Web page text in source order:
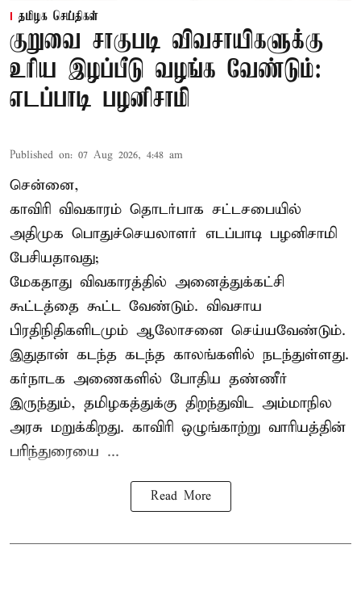
தமிழக செய்திகள்
குறுவை சாகுபடி விவசாயிகளுக்கு
உரிய இழப்பீடு வழங்க வேண்டும்:
எடப்பாடி பழனிசாமி
Published on: 07 Aug 2026, 4:48 am
சென்னை,
காவிரி விவகாரம் தொடர்பாக சட்டசபையில்
அதிமுக பொதுச்செயலாளர் எடப்பாடி பழனிசாமி
பேசியதாவது;
மேகதாது விவகாரத்தில் அனைத்துக்கட்சி
கூட்டத்தை கூட்ட வேண்டும். விவசாய
பிரதிநிதிகளிடமும் ஆலோசனை செய்யவேண்டும்.
இதுதான் கடந்த கடந்த காலங்களில் நடந்துள்ளது.
கர்நாடக அணைகளில் போதிய தண்ணீர்
இருந்தும், தமிழகத்துக்கு திறந்துவிட அம்மாநில
அரசு மறுக்கிறது. காவிரி ஒழுங்காற்று வாரியத்தின்
பரிந்துரையை ...
Read More